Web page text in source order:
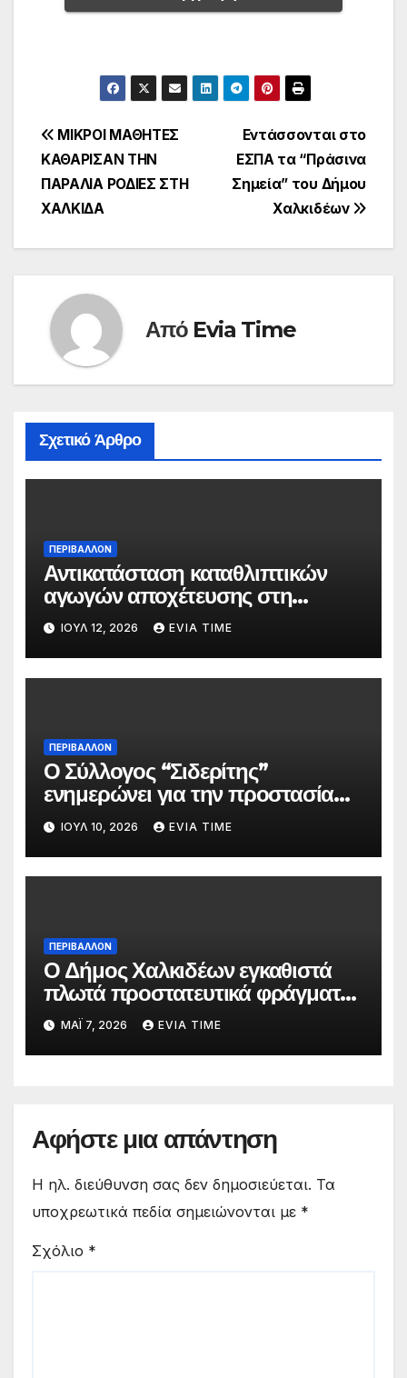
Πλοήγηση
άρθρων
Εντάσσονται στο
ΕΣΠΑ τα “Πράσινα
Σημεία” του Δήμου
Χαλκιδέων
ΜΙΚΡΟΙ ΜΑΘΗΤΕΣ
ΚΑΘΑΡΙΣΑΝ ΤΗΝ
ΠΑΡΑΛΙΑ ΡΟΔΙΕΣ ΣΤΗ
ΧΑΛΚΙΔΑ
Από Evia Time
Σχετικό Άρθρο
ΠΕΡΙΒΑΛΛΟΝ
Αντικατάσταση καταθλιπτικών
αγωγών αποχέτευσης στη
Χαλκίδα τον Αύγουστο
ΙΟΎΛ 12, 2026 EVIA TIME
ΠΕΡΙΒΑΛΛΟΝ
Ο Σύλλογος “Σιδερίτης”
ενημερώνει για την προστασία
προσωπικών δεδομένων
ΙΟΎΛ 10, 2026 EVIA TIME
ΠΕΡΙΒΑΛΛΟΝ
Ο Δήμος Χαλκιδέων εγκαθιστά
πλωτά προστατευτικά φράγματα
στις παραλίες του
ΜΆΙ 7, 2026 EVIA TIME
Αφήστε μια απάντηση
Η ηλ. διεύθυνση σας δεν δημοσιεύεται. Τα
υποχρεωτικά πεδία σημειώνονται με *
Σχόλιο *